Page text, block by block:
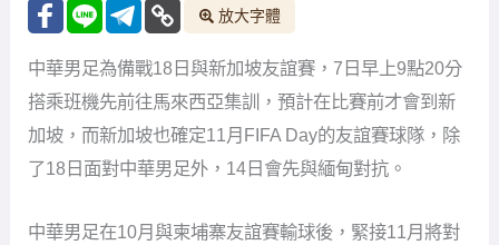
放大字體
中華男足為備戰18日與新加坡友誼賽，7日早上9點20分
搭乘班機先前往馬來西亞集訓，預計在比賽前才會到新
加坡，而新加坡也確定11月FIFA Day的友誼賽球隊，除
了18日面對中華男足外，14日會先與緬甸對抗。
中華男足在10月與柬埔寨友誼賽輸球後，緊接11月將對